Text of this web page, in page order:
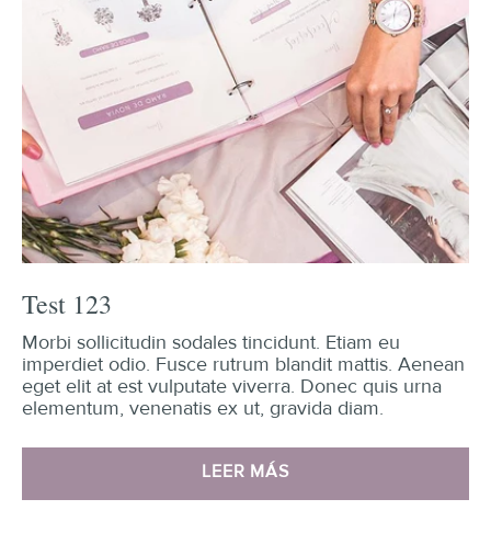
Test 123
Morbi sollicitudin sodales tincidunt. Etiam eu
imperdiet odio. Fusce rutrum blandit mattis. Aenean
eget elit at est vulputate viverra. Donec quis urna
elementum, venenatis ex ut, gravida diam.
LEER MÁS